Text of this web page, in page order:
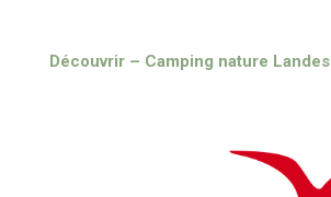
Découvrir – Camping nature Landes